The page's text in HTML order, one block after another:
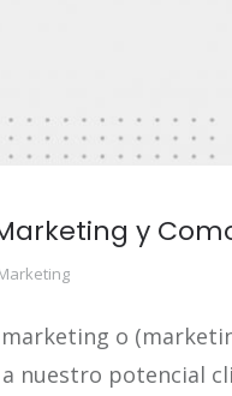
y
o
a nuestro potencial